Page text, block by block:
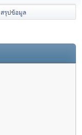
สรุปข้อมูล